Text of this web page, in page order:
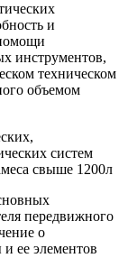
и
инструментов,
техническом
объемом
систем
свыше 1200л
передвижного
о
ее элементов